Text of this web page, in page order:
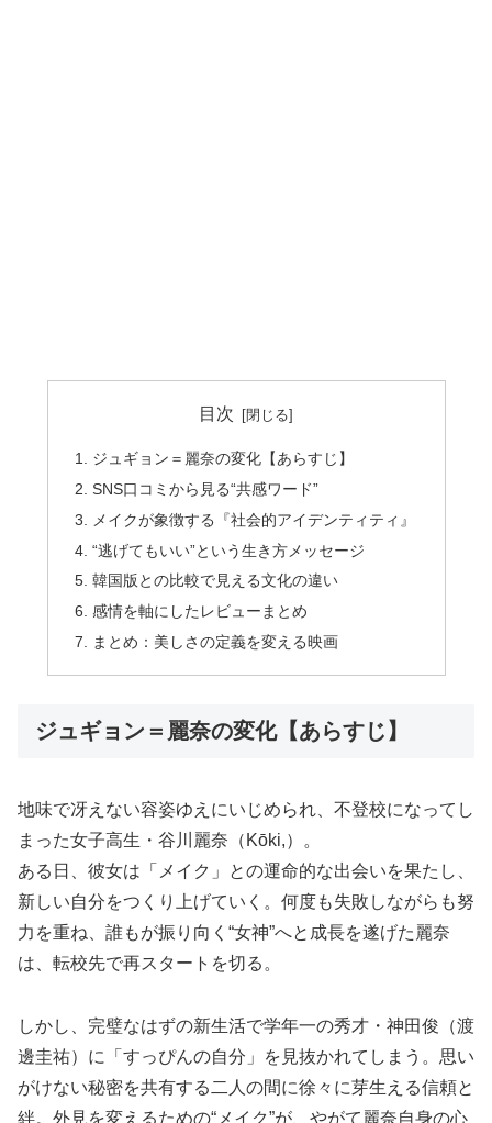
目次
ジュギョン＝麗奈の変化【あらすじ】
SNS口コミから見る“共感ワード”
メイクが象徴する『社会的アイデンティティ』
“逃げてもいい”という生き方メッセージ
韓国版との比較で見える文化の違い
感情を軸にしたレビューまとめ
まとめ：美しさの定義を変える映画
ジュギョン＝麗奈の変化【あらすじ】
地味で冴えない容姿ゆえにいじめられ、不登校になってし
まった女子高生・谷川麗奈（Kōki,）。
ある日、彼女は「メイク」との運命的な出会いを果たし、
新しい自分をつくり上げていく。何度も失敗しながらも努
力を重ね、誰もが振り向く“女神”へと成長を遂げた麗奈
は、転校先で再スタートを切る。
しかし、完璧なはずの新生活で学年一の秀才・神田俊（渡
邊圭祐）に「すっぴんの自分」を見抜かれてしまう。思い
がけない秘密を共有する二人の間に徐々に芽生える信頼と
絆。外見を変えるための“メイク”が、やがて麗奈自身の心